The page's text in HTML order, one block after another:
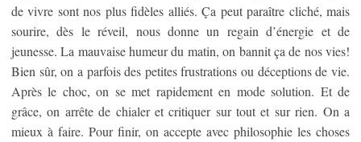
de vivre sont nos plus fidèles alliés. Ça peut paraître cliché, mais
sourire, dès le réveil, nous donne un regain d’énergie et de
jeunesse. La mauvaise humeur du matin, on bannit ça de nos vies!
Bien sûr, on a parfois des petites frustrations ou déceptions de vie.
Après le choc, on se met rapidement en mode solution. Et de
grâce, on arrête de chialer et critiquer sur tout et sur rien. On a
mieux à faire. Pour finir, on accepte avec philosophie les choses